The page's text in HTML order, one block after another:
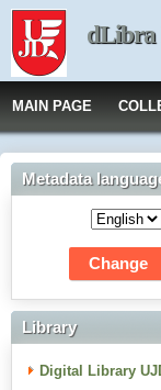
MAIN PAGE
Metadata
Library
Digital Library